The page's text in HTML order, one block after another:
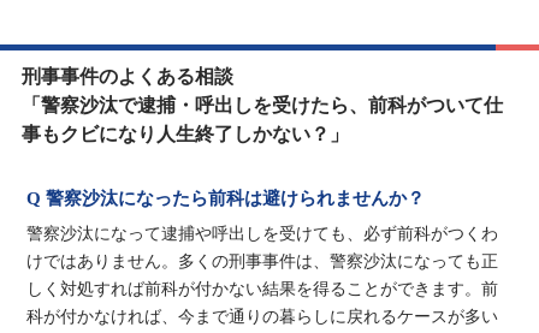
刑事事件のよくある相談
「警察沙汰で逮捕・呼出しを受けたら、前科がついて仕
事もクビになり人生終了しかない？」
Q 警察沙汰になったら前科は避けられませんか？
警察沙汰になって逮捕や呼出しを受けても、必ず前科がつくわ
けではありません。多くの刑事事件は、警察沙汰になっても正
しく対処すれば前科が付かない結果を得ることができます。前
科が付かなければ、今まで通りの暮らしに戻れるケースが多い